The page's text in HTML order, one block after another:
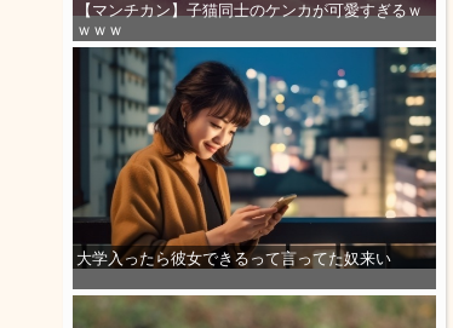
【マンチカン】子猫同士のケンカが可愛すぎるｗ
ｗｗｗ
大学入ったら彼女できるって言ってた奴来い